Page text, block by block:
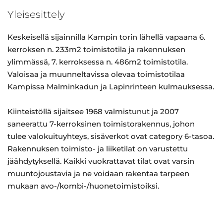
Yleisesittely
Keskeisellä sijainnilla Kampin torin lähellä vapaana 6.
kerroksen n. 233m2 toimistotila ja rakennuksen
ylimmässä, 7. kerroksessa n. 486m2 toimistotila.
Valoisaa ja muunneltavissa olevaa toimistotilaa
Kampissa Malminkadun ja Lapinrinteen kulmauksessa.
Kiinteistöllä sijaitsee 1968 valmistunut ja 2007
saneerattu 7-kerroksinen toimistorakennus, johon
tulee valokuituyhteys, sisäverkot ovat category 6-tasoa.
Rakennuksen toimisto- ja liiketilat on varustettu
jäähdytyksellä. Kaikki vuokrattavat tilat ovat varsin
muuntojoustavia ja ne voidaan rakentaa tarpeen
mukaan avo-/kombi-/huonetoimistoiksi.